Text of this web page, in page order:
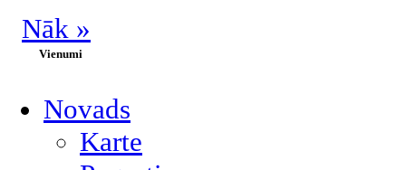
Nāk »
Vienumi
Novads
Karte